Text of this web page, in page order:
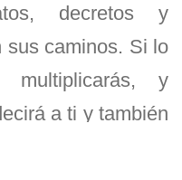
decretos y
sus caminos. Si lo
y
a ti y también